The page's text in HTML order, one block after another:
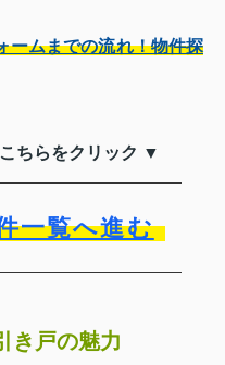
ームまでの流れ！物件探
ちらをクリック ▼
一覧へ進む
き戸の魅力